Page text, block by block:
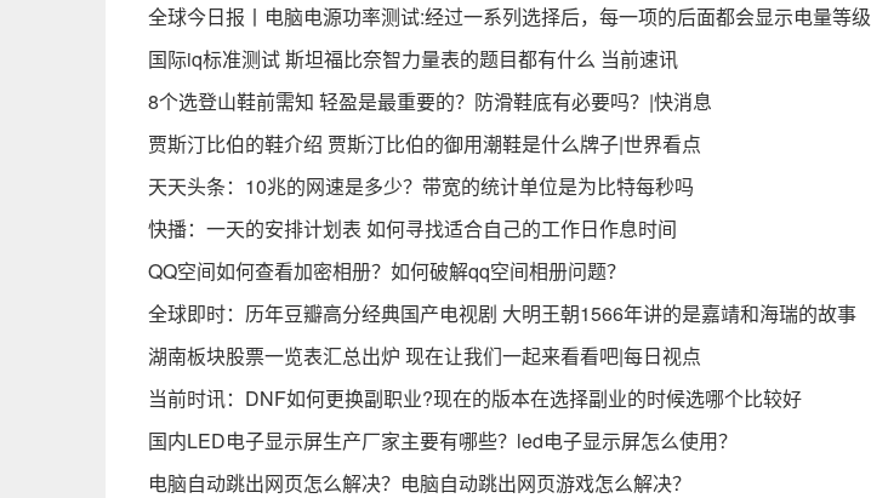
全球今日报丨电脑电源功率测试:经过一系列选择后，每一项的后面都会显示电量等级
国际iq标准测试 斯坦福比奈智力量表的题目都有什么 当前速讯
8个选登山鞋前需知 轻盈是最重要的？防滑鞋底有必要吗？|快消息
贾斯汀比伯的鞋介绍 贾斯汀比伯的御用潮鞋是什么牌子|世界看点
天天头条：10兆的网速是多少？带宽的统计单位是为比特每秒吗
快播：一天的安排计划表 如何寻找适合自己的工作日作息时间
QQ空间如何查看加密相册？如何破解qq空间相册问题？
全球即时：历年豆瓣高分经典国产电视剧 大明王朝1566年讲的是嘉靖和海瑞的故事
湖南板块股票一览表汇总出炉 现在让我们一起来看看吧|每日视点
当前时讯：DNF如何更换副职业?现在的版本在选择副业的时候选哪个比较好
国内LED电子显示屏生产厂家主要有哪些？led电子显示屏怎么使用？
电脑自动跳出网页怎么解决？电脑自动跳出网页游戏怎么解决？